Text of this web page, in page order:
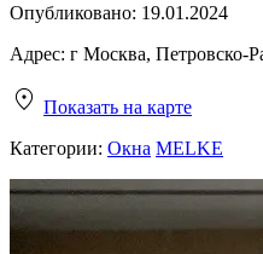
Опубликовано: 19.01.2024
Адрес: г Москва, Петровско-
Показать на карте
Категории: Окна MELKE